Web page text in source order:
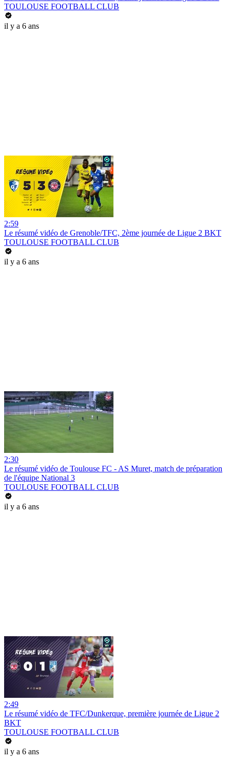
TOULOUSE FOOTBALL CLUB
il y a 6 ans
2:59
Le résumé vidéo de Grenoble/TFC, 2ème journée de Ligue 2 BKT
TOULOUSE FOOTBALL CLUB
il y a 6 ans
2:30
Le résumé vidéo de Toulouse FC - AS Muret, match de préparation
de l'équipe National 3
TOULOUSE FOOTBALL CLUB
il y a 6 ans
2:49
Le résumé vidéo de TFC/Dunkerque, première journée de Ligue 2
BKT
TOULOUSE FOOTBALL CLUB
il y a 6 ans